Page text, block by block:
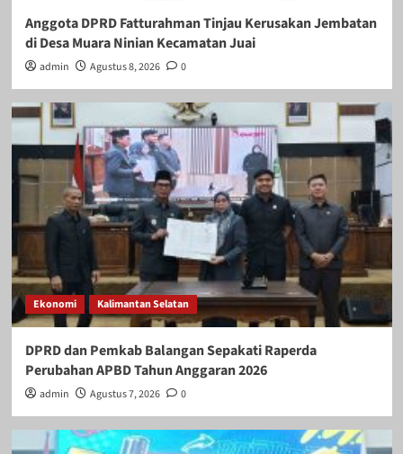
Anggota DPRD Fatturahman Tinjau Kerusakan Jembatan
di Desa Muara Ninian Kecamatan Juai
admin Agustus 8, 2026 0
Ekonomi Kalimantan Selatan
DPRD dan Pemkab Balangan Sepakati Raperda
Perubahan APBD Tahun Anggaran 2026
admin Agustus 7, 2026 0